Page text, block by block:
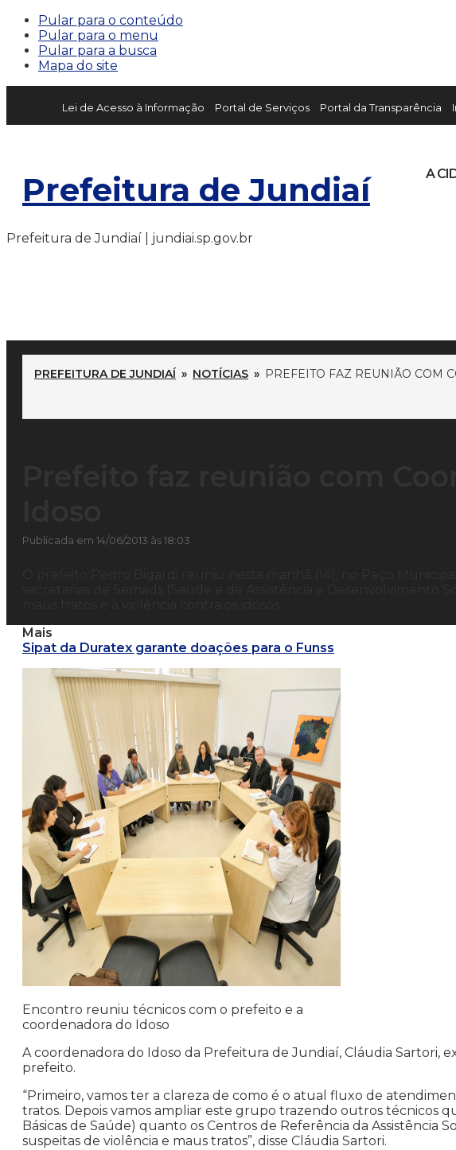
Pular para o conteúdo
Pular para o menu
Pular para a busca
Mapa do site
Lei de Acesso à Informação Portal de Serviços Portal da Transparência
Prefeitura de Jundiaí A
Prefeitura de Jundiaí | jundiai.sp.gov.br
PREFEITURA DE JUNDIAÍ » NOTÍCIAS » PREFEITO FAZ REUNIÃO COM
Publicada em 14/06/2013 às 18:03
Mais
Sipat da Duratex garante doações para o Funss
Encontro reuniu técnicos com o prefeito e a
coordenadora do Idoso
A coordenadora do Idoso da Prefeitura de Jundiaí, Cláudia Sartori,
prefeito.
“Primeiro, vamos ter a clareza de como é o atual fluxo de
tratos. Depois vamos ampliar este grupo trazendo outros técnicos
Básicas de Saúde) quanto os Centros de Referência da Assistência
suspeitas de violência e maus tratos”, disse Cláudia Sartori.